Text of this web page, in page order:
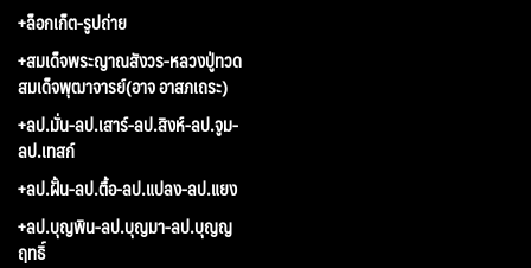
+ล็อกเก็ต-รูปถ่าย
+สมเด็จพระญาณสังวร-หลวงปู่ทวด
สมเด็จพุฒาจารย์(อาจ อาสภเถระ)
+ลป.มั่น-ลป.เสาร์-ลป.สิงห์-ลป.จูม-
ลป.เทสก์
+ลป.ฝั้น-ลป.ตื้อ-ลป.แปลง-ลป.แยง
+ลป.บุญพิน-ลป.บุญมา-ลป.บุญญ
ฤทธิ์